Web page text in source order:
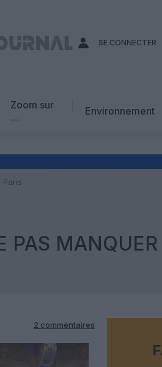
SE CONNECTER
Zoom sur
…
Avis d’expert
Environnement
Paris
PAS
2 commentaires